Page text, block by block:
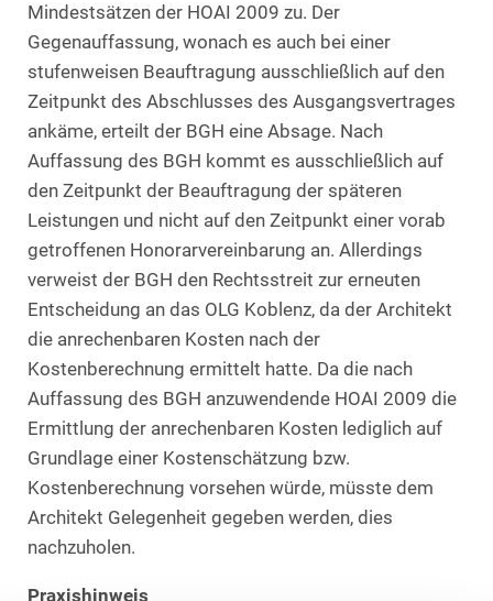
Mindestsätzen der HOAI 2009 zu. Der
Gegenauffassung, wonach es auch bei einer
stufenweisen Beauftragung ausschließlich auf den
Zeitpunkt des Abschlusses des Ausgangsvertrages
ankäme, erteilt der BGH eine Absage. Nach
Auffassung des BGH kommt es ausschließlich auf
den Zeitpunkt der Beauftragung der späteren
Leistungen und nicht auf den Zeitpunkt einer vorab
getroffenen Honorarvereinbarung an. Allerdings
verweist der BGH den Rechtsstreit zur erneuten
Entscheidung an das OLG Koblenz, da der Architekt
die anrechenbaren Kosten nach der
Kostenberechnung ermittelt hatte. Da die nach
Auffassung des BGH anzuwendende HOAI 2009 die
Ermittlung der anrechenbaren Kosten lediglich auf
Grundlage einer Kostenschätzung bzw.
Kostenberechnung vorsehen würde, müsste dem
Architekt Gelegenheit gegeben werden, dies
nachzuholen.
Praxishinweis